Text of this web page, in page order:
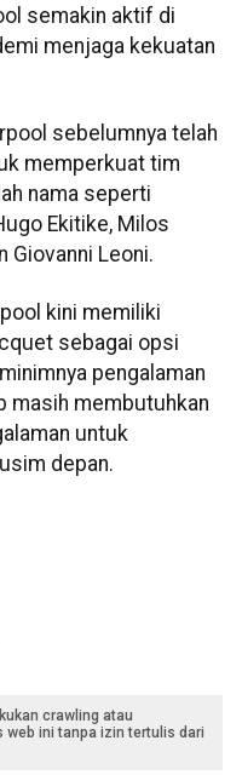
semakin aktif di
menjaga kekuatan
sebelumnya telah
memperkuat tim
nama seperti
Ekitike, Milos
Giovanni Leoni.
kini memiliki
sebagai opsi
pengalaman
masih membutuhkan
untuk
depan.
crawling atau
ini tanpa izin tertulis dari